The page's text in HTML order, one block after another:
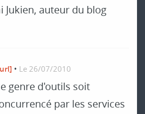
Jukien, auteur du blog
• Le 26/07/2010
genre d'outils soit
par les services